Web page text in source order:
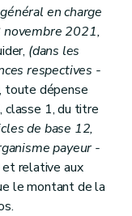
en charge
2021,
(dans les
respectives -
, toute dépense
classe 1, du titre
de base 12,
payeur -
et relative aux
le montant de la